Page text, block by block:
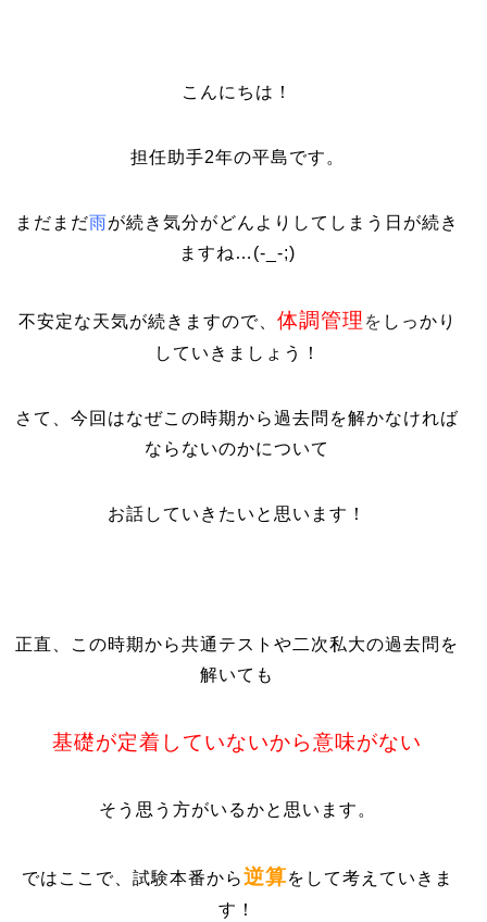
こんにちは！
担任助手2年の平島です。
まだまだ雨が続き気分がどんよりしてしまう日が続き
ますね…(-_-;)
不安定な天気が続きますので、 体調管理 を しっかり
していきましょう！
さて、今回はなぜこの時期から過去問を解かなければ
ならないのかについて
お話していきたいと思います！
正直、この時期から共通テストや二次私大の過去問を
解いても
基礎が定着していないから意味がない
そう思う方がいるかと思います。
ではここで、試験本番から逆算をして考えていきま
す！